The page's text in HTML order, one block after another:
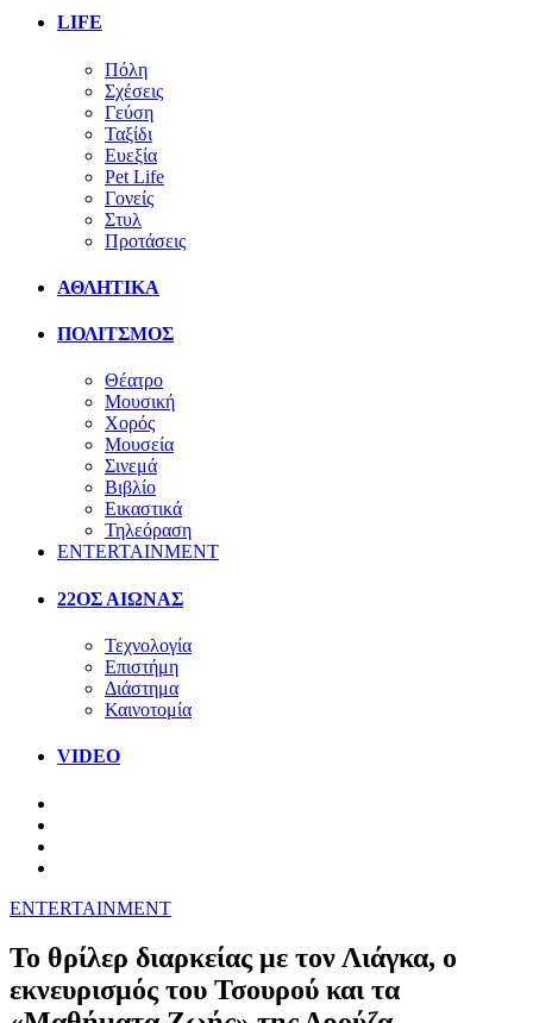
LIFE
Πόλη
Σχέσεις
Γεύση
Ταξίδι
Ευεξία
Pet Life
Γονείς
Στυλ
Προτάσεις
ΑΘΛΗΤΙΚΑ
ΠΟΛΙΤΣΜΟΣ
Θέατρο
Μουσική
Χορός
Μουσεία
Σινεμά
Βιβλίο
Εικαστικά
Τηλεόραση
ENTERTAINMENT
22ΟΣ ΑΙΩΝΑΣ
Τεχνολογία
Επιστήμη
Διάστημα
Καινοτομία
VIDEO
ENTERTAINMENT
Το θρίλερ διαρκείας με τον Λιάγκα, ο
εκνευρισμός του Τσουρού και τα